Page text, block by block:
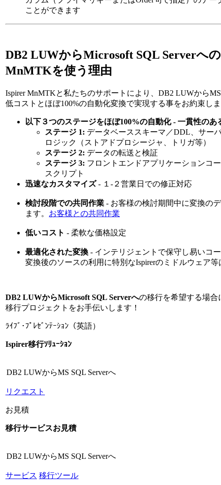
ことができます
DB2 LUWからMicrosoft SQL Serverへ
MnMTKを使う理由
Ispirer MnMTKと私たちのサポートにより、DB2 LUWから
低コストとほぼ100%の自動化変換で実現する事をお約束し
以下３つのステージをほぼ100%の自動化 - 一貫性のあ
ステージ 1: データベーススキーマ／DDL、サー
ロジック（ストアドプロシージャ、トリガ等）
ステージ 2: データの転送と検証
ステージ 3: フロントエンドアプリケーションコ
スクリプト
迅速なカスタマイズ- １-２営業日での修正対応
検討段階での共同作業 - お客様の検討期間中に変換の
ます。 お客様との共同作業
低いコスト - 柔軟な価格設定
最適化された変換 - インテリジェントで保守し易いコ
変換後のソースの利用に特別なIspirerのミドルウェア
DB2 LUWからMicrosoft SQL Serverへの移行を希望する場合
移行プロジェクトをお手伝いします！
ﾗｲﾌﾞ･ﾌﾟﾚｾﾞﾝﾃｰｼｮﾝ（英語）
Ispirer移行ｿﾘｭｰｼｮﾝ
DB2 LUWからMS SQL Serverへ
リクエスト
お見積
移行サービスお見積
DB2 LUWからMS SQL Serverへ
サービス 移行ツール